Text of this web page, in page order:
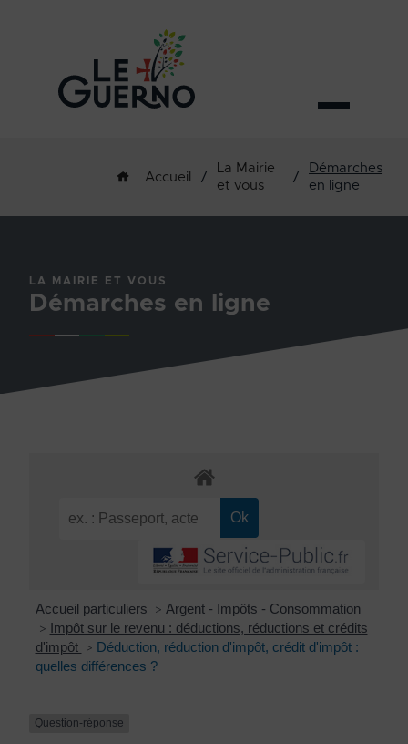
Accueil /
La Mairie
et vous
/
Démarches
en ligne
LA MAIRIE ET VOUS
Démarches en ligne
Accueil particuliers > Argent - Impôts - Consommation
>
Impôt sur le revenu : déductions, réductions et crédits
d'impôt
> Déduction, réduction d'impôt, crédit d'impôt :
quelles différences ?
Question-réponse